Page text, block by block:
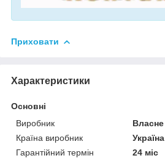
Приховати
Характеристики
Основні
Виробник
Країна виробник
Україна
Гарантійний термін
24 міс